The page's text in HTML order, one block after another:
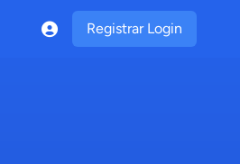
Registrar Login